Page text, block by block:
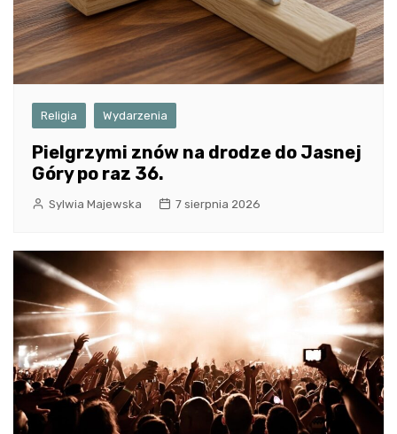
Religia Wydarzenia
Pielgrzymi znów na drodze do Jasnej
Góry po raz 36.
Sylwia Majewska 7 sierpnia 2026